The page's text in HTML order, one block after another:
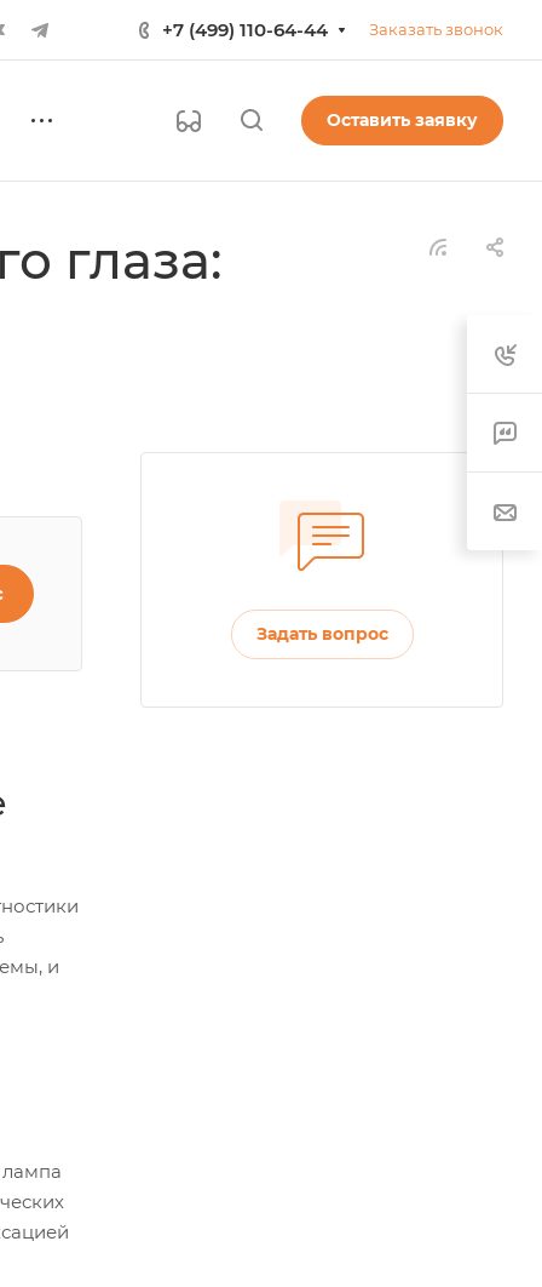
+7 (499) 110-64-44 Заказать звонок
Оставить заявку
глаза:
и
Задать вопрос